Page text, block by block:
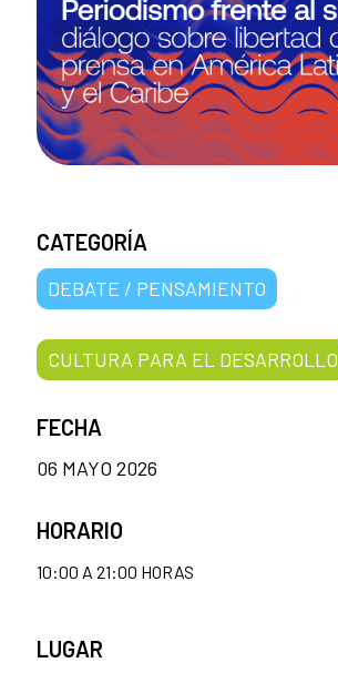
CATEGORÍA
DEBATE / PENSAMIENTO
CULTURA PARA EL DESARROLLO
FECHA
06 MAYO 2026
HORARIO
10:00 A 21:00 HORAS
LUGAR